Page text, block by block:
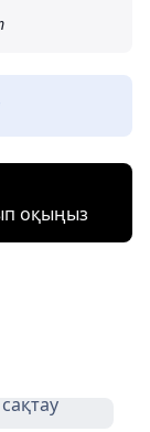
оқыңыз